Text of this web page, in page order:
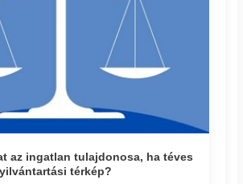
az ingatlan tulajdonosa, ha téves
térkép?